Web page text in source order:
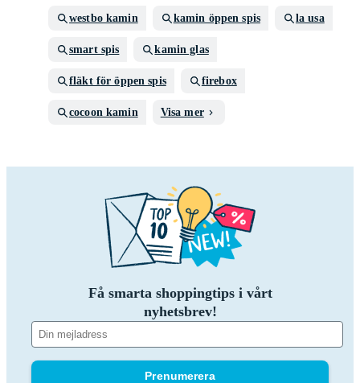
westbo kamin kamin öppen spis la usa
smart spis kamin glas
fläkt för öppen spis firebox
cocoon kamin Visa mer
Få smarta shoppingtips i vårt
nyhetsbrev!
Prenumerera